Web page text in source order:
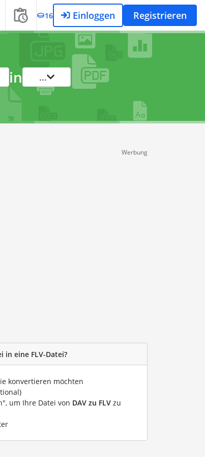
16 Einloggen Registrieren
in ...
Werbung
in eine FLV-Datei?
konvertieren möchten
um Ihre Datei von DAV zu FLV zu